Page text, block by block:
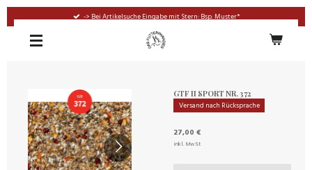
springen
-> Bei Artikelsuche Eingabe mit Stern: Bsp. Muster*
GTF II SPORT NR. 372
Versand nach Rücksprache
27,00 €
inkl. MwSt